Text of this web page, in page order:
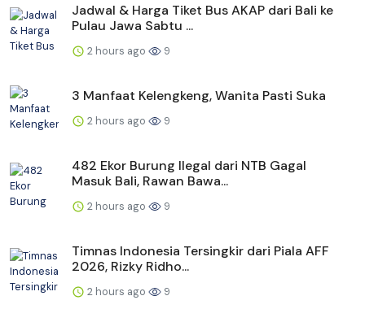
Jadwal & Harga Tiket Bus AKAP dari Bali ke
Pulau Jawa Sabtu ...
2 hours ago 9
3 Manfaat Kelengkeng, Wanita Pasti Suka
2 hours ago 9
482 Ekor Burung Ilegal dari NTB Gagal
Masuk Bali, Rawan Bawa...
2 hours ago 9
Timnas Indonesia Tersingkir dari Piala AFF
2026, Rizky Ridho...
2 hours ago 9